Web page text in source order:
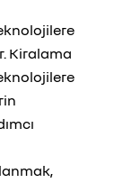
Kiralama